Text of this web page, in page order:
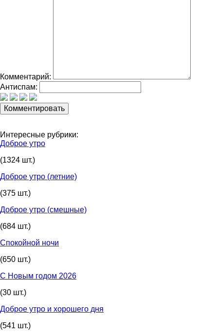
Комментарий:
Антиспам:
Интересные рубрики:
Доброе утро
(1324 шт.)
Доброе утро (летние)
(375 шт.)
Доброе утро (смешные)
(684 шт.)
Спокойной ночи
(650 шт.)
С Новым годом 2026
(30 шт.)
Доброе утро и хорошего дня
(541 шт.)